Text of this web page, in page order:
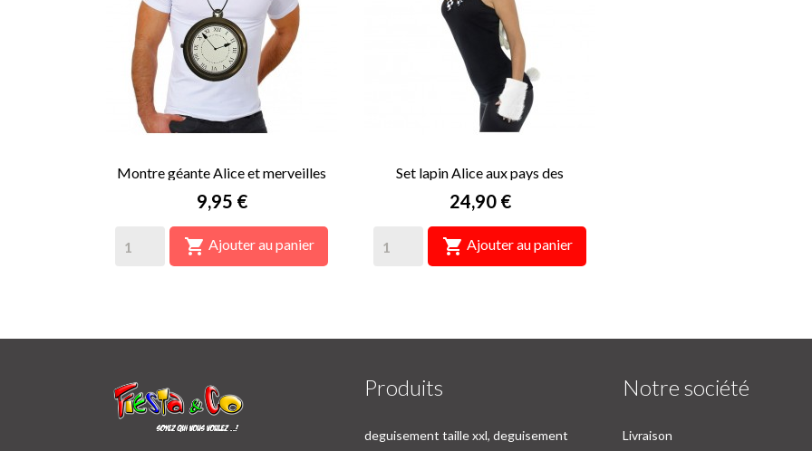
Montre géante Alice et merveilles
Prix
9,95 €
 Ajouter au panier
Set lapin Alice aux pays des
merveilles
Prix
24,90 €
 Ajouter au panier
Produits
deguisement taille xxl, deguisement
Notre société
Livraison